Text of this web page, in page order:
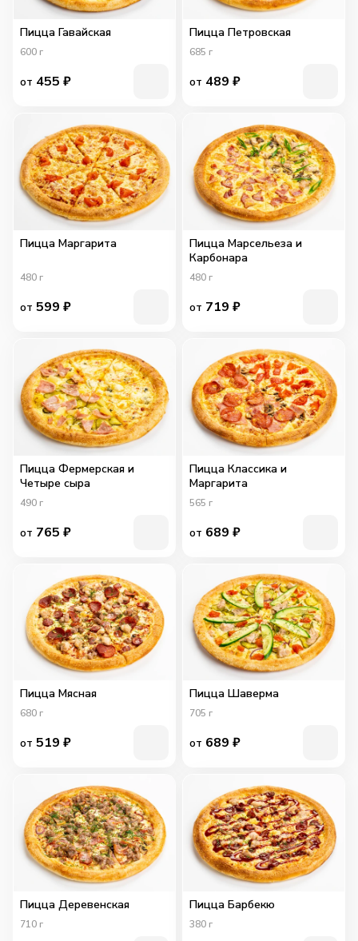
Пицца Гавайская
600 г
от 455 ₽
Пицца Петровская
685 г
от 489 ₽
Пицца Маргарита
480 г
от 599 ₽
Пицца Марсельеза и
Карбонара
480 г
от 719 ₽
Пицца Фермерская и
Четыре сыра
490 г
от 765 ₽
Пицца Классика и
Маргарита
565 г
от 689 ₽
Пицца Мясная
680 г
от 519 ₽
Пицца Шаверма
705 г
от 689 ₽
Пицца Деревенская
710 г
Пицца Барбекю
380 г